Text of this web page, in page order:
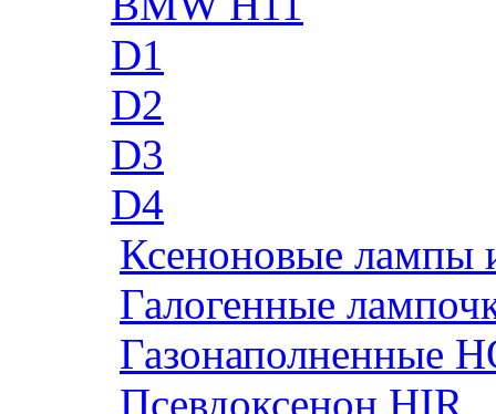
D1
D2
D3
D4
Ксеноновые лампы
Галогенные
Газонаполненные
Псевдоксенон HIR